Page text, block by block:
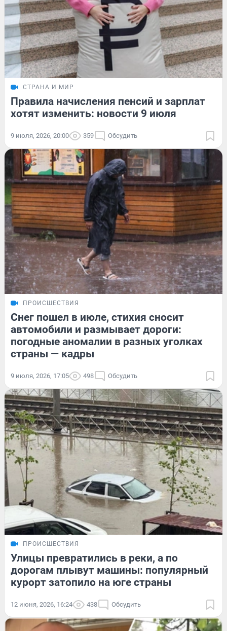
СТРАНА И МИР
Правила начисления пенсий и зарплат
хотят изменить: новости 9 июля
9 июля, 2026, 20:00 359 Обсудить
ПРОИСШЕСТВИЯ
Снег пошел в июле, стихия сносит
автомобили и размывает дороги:
погодные аномалии в разных уголках
страны — кадры
9 июля, 2026, 17:05 498 Обсудить
ПРОИСШЕСТВИЯ
Улицы превратились в реки, а по
дорогам плывут машины: популярный
курорт затопило на юге страны
12 июня, 2026, 16:24 438 Обсудить